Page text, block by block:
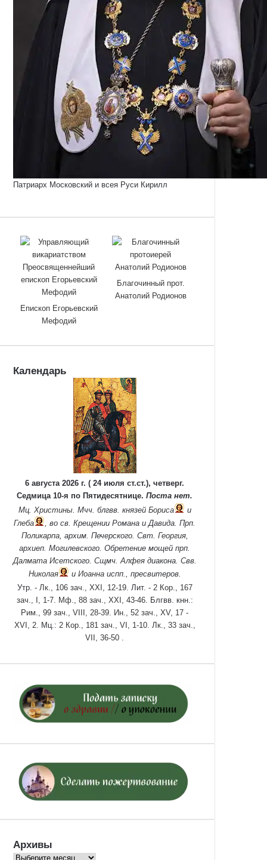
Патриарх Московский и всея Руси Кирилл
Епископ Егорьевский
Мефодий
Благочинный прот.
Анатолий Родионов
Календарь
6 августа 2026 г. ( 24 июля ст.ст.), четверг.
Седмица 10-я по Пятидесятнице.Поста нет.
Мц. Христины. Мчч. блгвв. князей Бориса
и
Глеба
, во св. Крещении Романа и Давида. Прп.
Поликарпа, архим. Печерского. Свт. Георгия,
архиеп. Могилевского. Обретение мощей прп.
Далмата Исетского. Сщмч.Алфея диакона. Свв.
Николая
и Иоаннаиспп., пресвитеров.
Утр. - Лк., 106 зач., XXI, 12-19. Лит. - 2 Кор., 167
зач., I, 1-7. Мф., 88 зач., XXI, 43-46. Блгвв. кнн.:
Рим., 99 зач., VIII, 28-39. Ин., 52 зач., XV, 17 -
XVI, 2. Мц.: 2 Кор., 181 зач., VI, 1-10. Лк., 33 зач.,
VII, 36-50 .
Архивы
Архивы